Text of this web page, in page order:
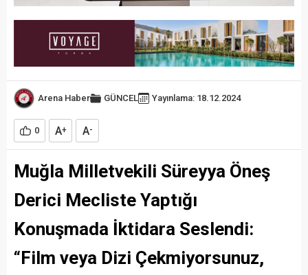
Arena Haber GÜNCEL Yayınlama: 18.12.2024
0 A+ A-
Muğla Milletvekili Süreyya Öneş
Derici Mecliste Yaptığı
Konuşmada İktidara Seslendi:
“Film veya Dizi Çekmiyorsunuz,